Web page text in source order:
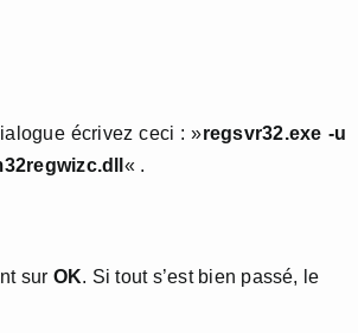
écrivez ceci : »regsvr32.exe -u
« .
sur OK. Si tout s’est bien passé, le